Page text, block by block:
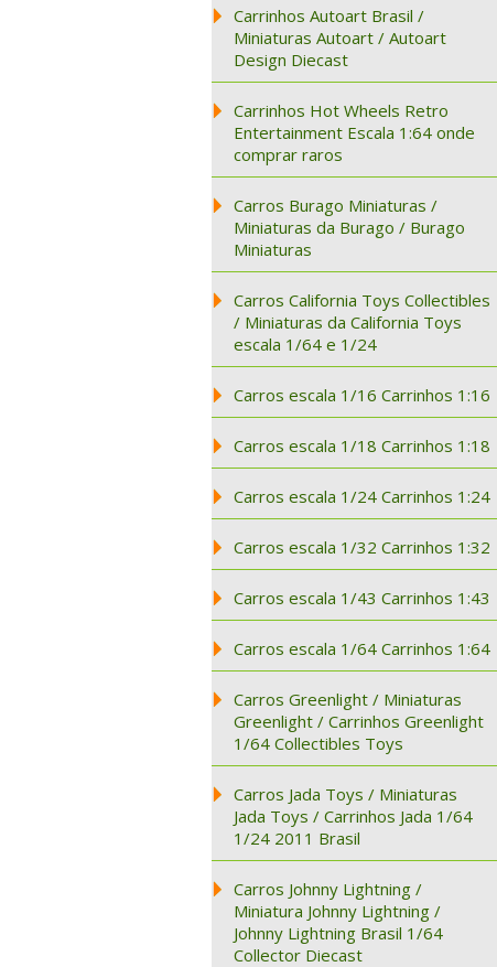
Carrinhos Autoart Brasil /
Miniaturas Autoart / Autoart
Design Diecast
Carrinhos Hot Wheels Retro
Entertainment Escala 1:64 onde
comprar raros
Carros Burago Miniaturas /
Miniaturas da Burago / Burago
Miniaturas
Carros California Toys Collectibles
/ Miniaturas da California Toys
escala 1/64 e 1/24
Carros escala 1/16 Carrinhos 1:16
Carros escala 1/18 Carrinhos 1:18
Carros escala 1/24 Carrinhos 1:24
Carros escala 1/32 Carrinhos 1:32
Carros escala 1/43 Carrinhos 1:43
Carros escala 1/64 Carrinhos 1:64
Carros Greenlight / Miniaturas
Greenlight / Carrinhos Greenlight
1/64 Collectibles Toys
Carros Jada Toys / Miniaturas
Jada Toys / Carrinhos Jada 1/64
1/24 2011 Brasil
Carros Johnny Lightning /
Miniatura Johnny Lightning /
Johnny Lightning Brasil 1/64
Collector Diecast